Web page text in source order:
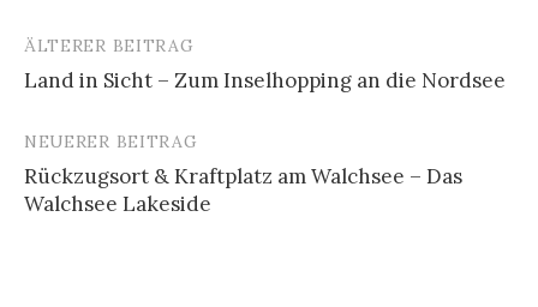
Beitrags-
Navigation
ÄLTERER BEITRAG
Land in Sicht – Zum Inselhopping an die Nordsee
NEUERER BEITRAG
Rückzugsort & Kraftplatz am Walchsee – Das
Walchsee Lakeside